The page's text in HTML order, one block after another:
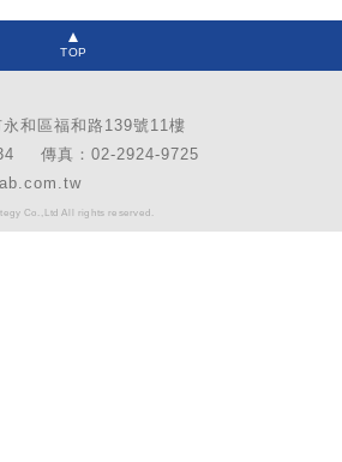
TOP
和區福和路139號11樓
傳真：02-2924-9725
Co.,Ltd All rights reserved.